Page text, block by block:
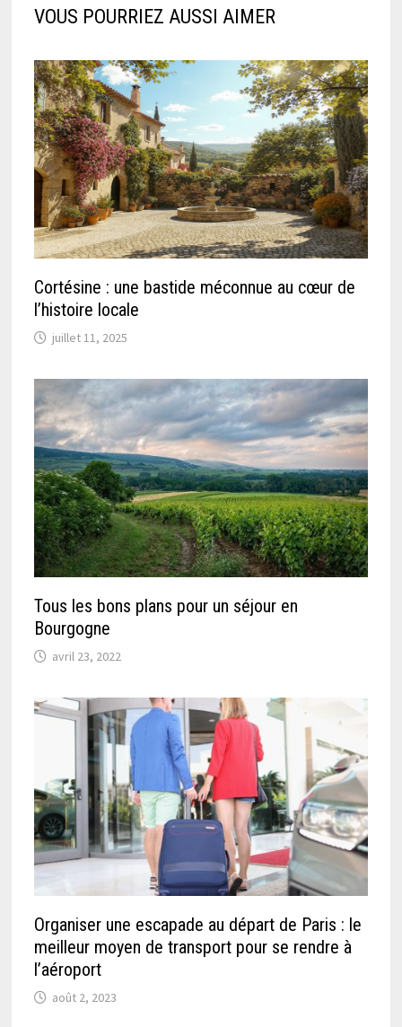
VOUS POURRIEZ AUSSI AIMER
Cortésine : une bastide méconnue au cœur de
l’histoire locale
juillet 11, 2025
Tous les bons plans pour un séjour en
Bourgogne
avril 23, 2022
Organiser une escapade au départ de Paris : le
meilleur moyen de transport pour se rendre à
l’aéroport
août 2, 2023